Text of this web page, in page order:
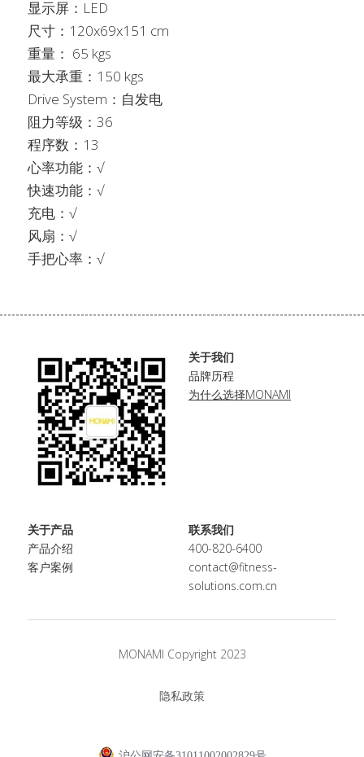
显示屏：LED
尺寸：120x69x151 cm
重量： 65 kgs
最大承重：150 kgs
Drive System：自发电
阻力等级：36
程序数：13
心率功能：√
快速功能：√
充电：√
风扇：√
手把心率：√
关于我们
品牌历程
为什么选择MONAMI
关于产品
产品介绍
客户案例
联系我们
400-820-6400
contact@fitness-
solutions.com.cn
MONAMI Copyright 2023
隐私政策